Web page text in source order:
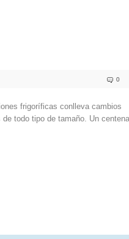
0
frigoríficas conlleva cambios
todo tipo de tamaño. Un